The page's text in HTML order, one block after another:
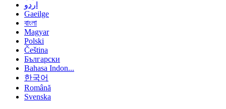
اردو
Gaeilge
বাংলা
Magyar
Polski
Čeština
Български
Bahasa Indon...
한국어
Română
Svenska